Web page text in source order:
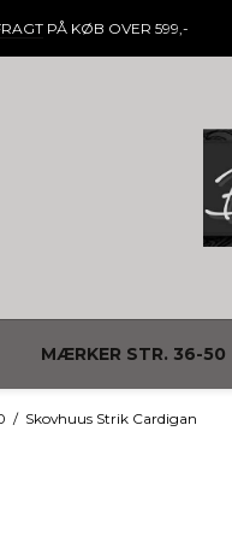
PÅ KØB OVER 599,-
MÆRKER STR. 36-50
/ Skovhuus Strik Cardigan